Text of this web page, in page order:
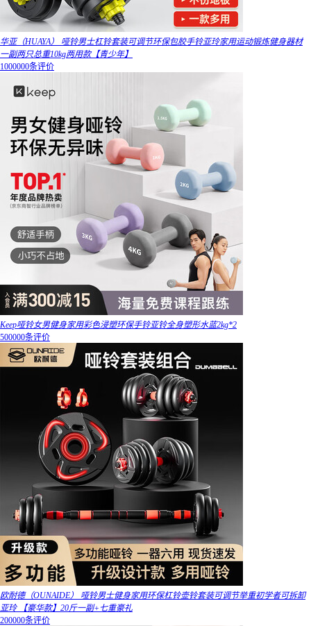
华亚（HUAYA） 哑铃男士杠铃套装可调节环保包胶手铃亚玲家用运动锻炼健身器材
一副两只总重10kg两用款【青少年】
1000000条评价
Keep哑铃女男健身家用彩色浸塑环保手铃亚铃全身塑形水蓝2kg*2
500000条评价
欧耐德（OUNAIDE） 哑铃男士健身家用环保杠铃壶铃套装可调节举重初学者可拆卸
亚玲 【豪华款】20斤一副+七重豪礼
200000条评价